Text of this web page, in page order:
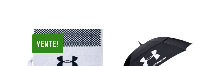
Vente!